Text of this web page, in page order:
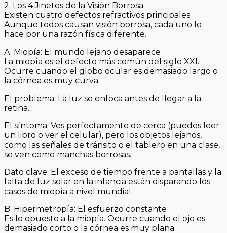
2. Los 4 Jinetes de la Visión Borrosa
Existen cuatro defectos refractivos principales.
Aunque todos causan visión borrosa, cada uno lo
hace por una razón física diferente.
A. Miopía: El mundo lejano desaparece
La miopía es el defecto más común del siglo XXI.
Ocurre cuando el globo ocular es demasiado largo o
la córnea es muy curva.
El problema: La luz se enfoca antes de llegar a la
retina.
El síntoma: Ves perfectamente de cerca (puedes leer
un libro o ver el celular), pero los objetos lejanos,
como las señales de tránsito o el tablero en una clase,
se ven como manchas borrosas.
Dato clave: El exceso de tiempo frente a pantallas y la
falta de luz solar en la infancia están disparando los
casos de miopía a nivel mundial.
B. Hipermetropía: El esfuerzo constante
Es lo opuesto a la miopía. Ocurre cuando el ojo es
demasiado corto o la córnea es muy plana.